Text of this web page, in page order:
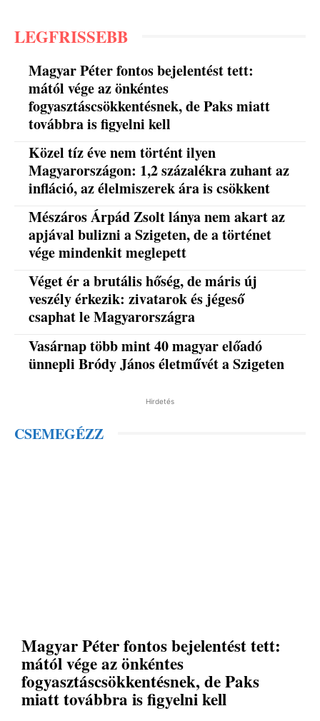
LEGFRISSEBB
Magyar Péter fontos bejelentést tett:
mától vége az önkéntes
fogyasztáscsökkentésnek, de Paks miatt
továbbra is figyelni kell
Közel tíz éve nem történt ilyen
Magyarországon: 1,2 százalékra zuhant az
infláció, az élelmiszerek ára is csökkent
Mészáros Árpád Zsolt lánya nem akart az
apjával bulizni a Szigeten, de a történet
vége mindenkit meglepett
Véget ér a brutális hőség, de máris új
veszély érkezik: zivatarok és jégeső
csaphat le Magyarországra
Vasárnap több mint 40 magyar előadó
ünnepli Bródy János életművét a Szigeten
Hirdetés
CSEMEGÉZZ
Magyar Péter fontos bejelentést tett:
mától vége az önkéntes
fogyasztáscsökkentésnek, de Paks
miatt továbbra is figyelni kell